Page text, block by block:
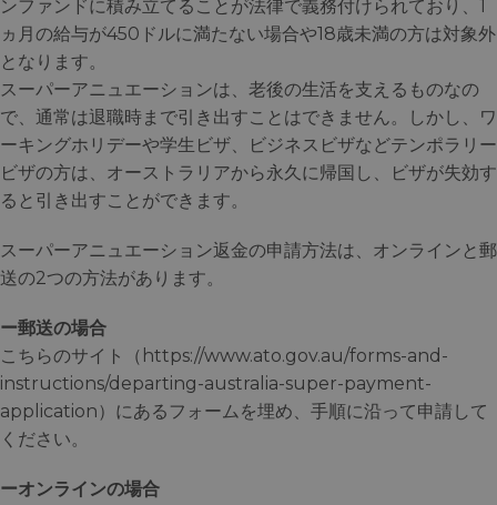
ンファンドに積み立てることが法律で義務付けられており、1
ヵ月の給与が450ドルに満たない場合や18歳未満の方は対象外
となります。
スーパーアニュエーションは、老後の生活を支えるものなの
で、通常は退職時まで引き出すことはできません。しかし、ワ
ーキングホリデーや学生ビザ、ビジネスビザなどテンポラリー
ビザの方は、オーストラリアから永久に帰国し、ビザが失効す
ると引き出すことができます。
スーパーアニュエーション返金の申請方法は、オンラインと郵
送の2つの方法があります。
ー郵送の場合
こちらのサイト（https://www.ato.gov.au/forms-and-
instructions/departing-australia-super-payment-
application）にあるフォームを埋め、手順に沿って申請して
ください。
ーオンラインの場合